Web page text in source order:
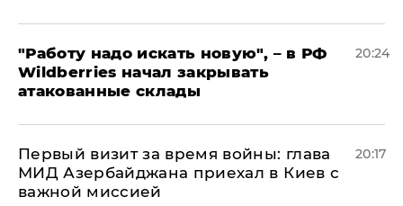
"Работу надо искать новую", – в РФ
Wildberries начал закрывать
атакованные склады
20:24
Первый визит за время войны: глава
МИД Азербайджана приехал в Киев с
важной миссией
20:17